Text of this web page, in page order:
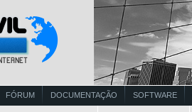
FÓRUM DOCUMENTAÇÃO SOFTWARE